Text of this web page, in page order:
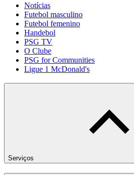
Notícias
Futebol masculino
Futebol femenino
Handebol
PSG TV
O Clube
PSG for Communities
Ligue 1 McDonald's
Serviços